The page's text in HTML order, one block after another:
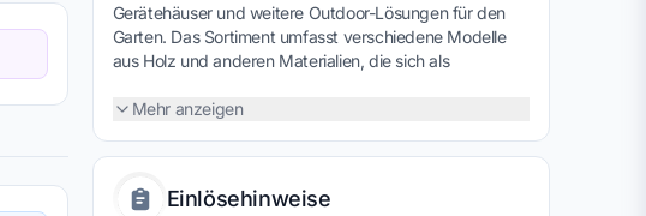
Gerätehäuser und weitere Outdoor-Lösungen für den
Garten. Das Sortiment umfasst verschiedene Modelle
aus Holz und anderen Materialien, die sich als
Garten nutzen lassen. Ergänzt wird das Angebot durch
Zubehör. Viele Produkte lassen sich in Größe,
sie sich an unterschiedliche Bedürfnisse anpassen. Wer
Mehr anzeigen
Einlösehinweise